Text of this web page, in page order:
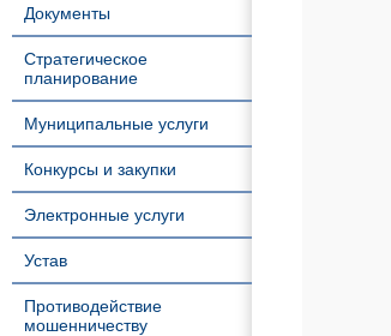
Документы
Стратегическое
планирование
Муниципальные услуги
Конкурсы и закупки
Электронные услуги
Устав
Противодействие
мошенничеству